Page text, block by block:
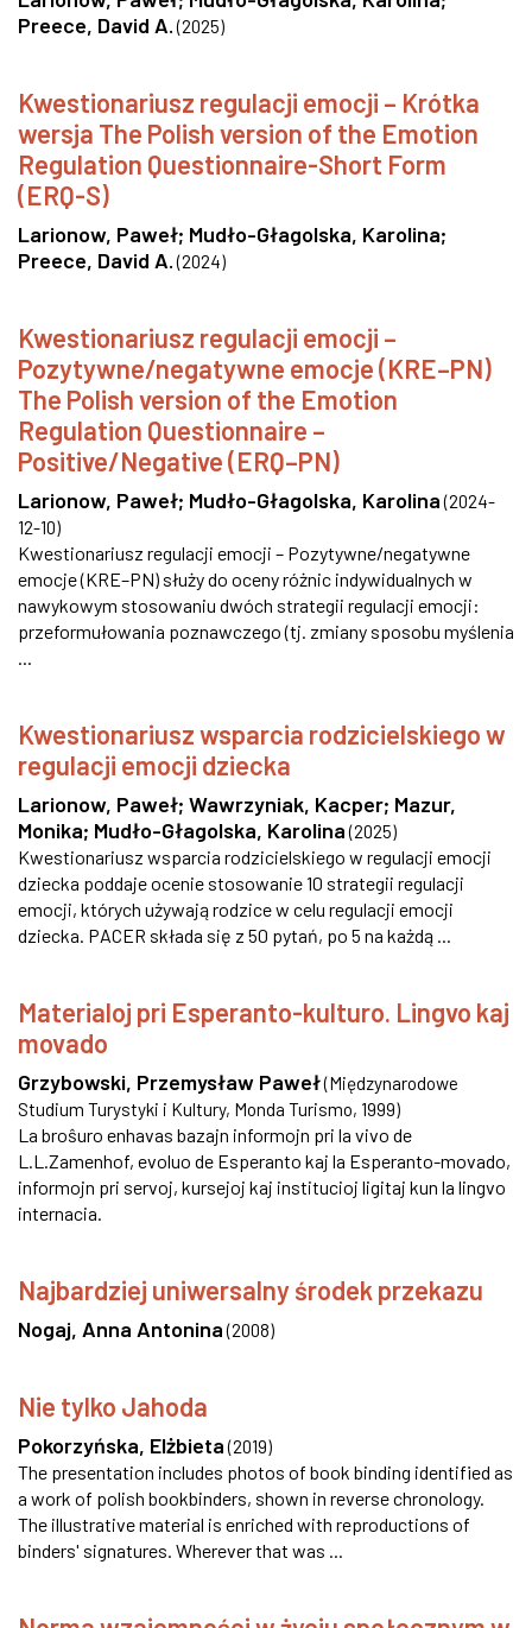
Preece, David A. (2025)
Kwestionariusz regulacji emocji – Krótka
wersja The Polish version of the Emotion
Regulation Questionnaire-Short Form
(ERQ-S)
Larionow, Paweł; Mudło-Głagolska, Karolina;
Preece, David A. (2024)
Kwestionariusz regulacji emocji –
Pozytywne/negatywne emocje (KRE–PN)
The Polish version of the Emotion
Regulation Questionnaire –
Positive/Negative (ERQ–PN)
Larionow, Paweł; Mudło-Głagolska, Karolina (2024-
12-10)
Kwestionariusz regulacji emocji – Pozytywne/negatywne
emocje (KRE–PN) służy do oceny różnic indywidualnych w
nawykowym stosowaniu dwóch strategii regulacji emocji:
przeformułowania poznawczego (tj. zmiany sposobu myślenia
...
Kwestionariusz wsparcia rodzicielskiego w
regulacji emocji dziecka
Larionow, Paweł; Wawrzyniak, Kacper; Mazur,
Monika; Mudło-Głagolska, Karolina (2025)
Kwestionariusz wsparcia rodzicielskiego w regulacji emocji
dziecka poddaje ocenie stosowanie 10 strategii regulacji
emocji, których używają rodzice w celu regulacji emocji
dziecka. PACER składa się z 50 pytań, po 5 na każdą ...
Materialoj pri Esperanto-kulturo. Lingvo kaj
movado
Grzybowski, Przemysław Paweł(Międzynarodowe
Studium Turystyki i Kultury, Monda Turismo, 1999)
La broŝuro enhavas bazajn informojn pri la vivo de
L.L.Zamenhof, evoluo de Esperanto kaj la Esperanto-movado,
informojn pri servoj, kursejoj kaj institucioj ligitaj kun la lingvo
internacia.
Najbardziej uniwersalny środek przekazu
Nogaj, Anna Antonina (2008)
Nie tylko Jahoda
Pokorzyńska, Elżbieta (2019)
The presentation includes photos of book binding identified as
a work of polish bookbinders, shown in reverse chronology.
The illustrative material is enriched with reproductions of
binders' signatures. Wherever that was ...